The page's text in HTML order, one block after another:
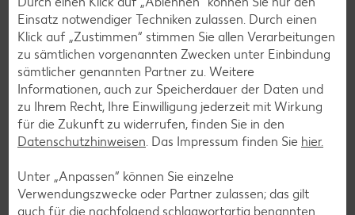
YUZU Sushi
Dein Sushi-Genuss in deiner Filiale: Erlebe bei YUZU eine
Einsatz notwendiger Techniken zulassen. Durch einen
Klick auf „Zustimmen“ stimmen Sie allen Verarbeitungen
zu sämtlichen vorgenannten Zwecken unter Einbindung
sämtlicher genannten Partner zu. Weitere
Informationen, auch zur Speicherdauer der Daten und
zu Ihrem Recht, Ihre Einwilligung jederzeit mit Wirkung
für die Zukunft zu widerrufen, finden Sie in den
Datenschutzhinweisen. Das Impressum finden Sie hier.
Unter „Anpassen“ können Sie einzelne
Verwendungszwecke oder Partner zulassen; das gilt
auch für die nachfolgend schlagwortartig benannten